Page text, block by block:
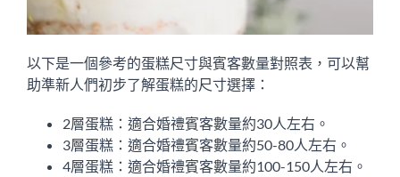
以下是一個參考的蛋糕尺寸與賓客數量對照表，可以幫
助準新人們初步了解蛋糕的尺寸選擇：
2層蛋糕：適合婚禮賓客數量約30人左右。
3層蛋糕：適合婚禮賓客數量約50-80人左右。
4層蛋糕：適合婚禮賓客數量約100-150人左右。